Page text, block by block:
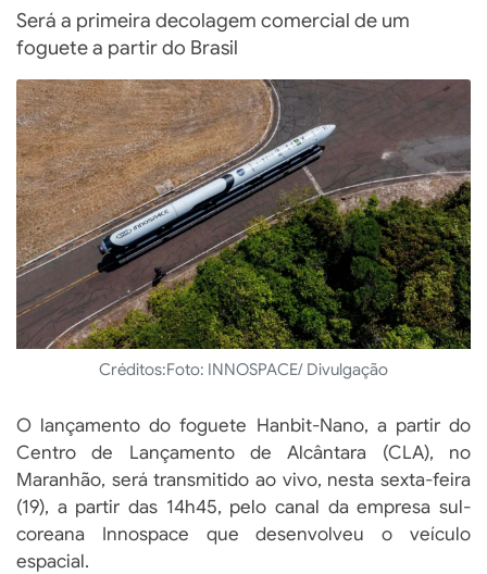
Será a primeira decolagem comercial de um
foguete a partir do Brasil
Créditos:Foto: INNOSPACE/ Divulgação
O lançamento do foguete Hanbit-Nano, a partir do
Centro de Lançamento de Alcântara (CLA), no
Maranhão, será transmitido ao vivo, nesta sexta-feira
(19), a partir das 14h45, pelo canal da empresa sul-
coreana Innospace que desenvolveu o veículo
espacial.